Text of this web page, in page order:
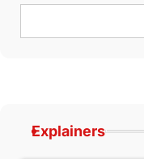
Explainers